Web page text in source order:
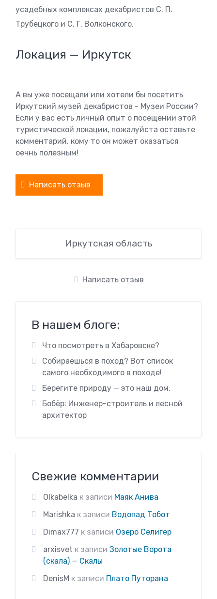
усадебных комплексах декабристов С. П.
Трубецкого и С. Г. Волконского.
Локация — Иркутск
А вы уже посещали или хотели бы посетить
Иркутский музей декабристов - Музеи России?
Если у вас есть личный опыт о посещении этой
туристической локации, пожалуйста оставьте
комментарий, кому то он может оказаться
оечнь полезным!
Написать отзыв
Иркутская область
Написать отзыв
В нашем блоге:
Что посмотреть в Хабаровске?
Собираешься в поход? Вот список
самого необходимого в походе!
Берегите природу — это наш дом.
Бобёр: Инженер-строитель и лесной
архитектор
Свежие комментарии
Olkabelka к записи Маяк Анива
Marishka к записи Водопад Тобот
Dimax777 к записи Озеро Селигер
arxisvet к записи Золотые Ворота
(скала) — Скалы
DenisM к записи Плато Путорана